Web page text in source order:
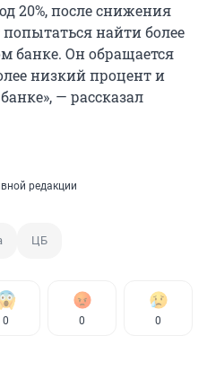
20%, после снижения
найти более
банке. Он обращается
низкий процент и
— рассказал
редакции
ЦБ
0 0 0